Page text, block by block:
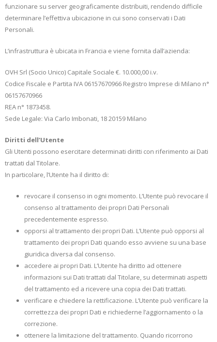
funzionare su server geograficamente distribuiti, rendendo difficile
determinare l’effettiva ubicazione in cui sono conservati i Dati
Personali.
L’infrastruttura è ubicata in Francia e viene fornita dall’azienda:
OVH Srl (Socio Unico) Capitale Sociale €. 10.000,00 i.v.
Codice Fiscale e Partita IVA 06157670966 Registro Imprese di Milano n°
06157670966
REA n° 1873458.
Sede Legale: Via Carlo Imbonati, 18 20159 Milano
Diritti dell’Utente
Gli Utenti possono esercitare determinati diritti con riferimento ai Dati
trattati dal Titolare.
In particolare, l’Utente ha il diritto di:
revocare il consenso in ogni momento. L’Utente può revocare il
consenso al trattamento dei propri Dati Personali
precedentemente espresso.
opporsi al trattamento dei propri Dati. L’Utente può opporsi al
trattamento dei propri Dati quando esso avviene su una base
giuridica diversa dal consenso.
accedere ai propri Dati. L’Utente ha diritto ad ottenere
informazioni sui Dati trattati dal Titolare, su determinati aspetti
del trattamento ed a ricevere una copia dei Dati trattati.
verificare e chiedere la rettificazione. L’Utente può verificare la
correttezza dei propri Dati e richiederne l’aggiornamento o la
correzione.
ottenere la limitazione del trattamento. Quando ricorrono